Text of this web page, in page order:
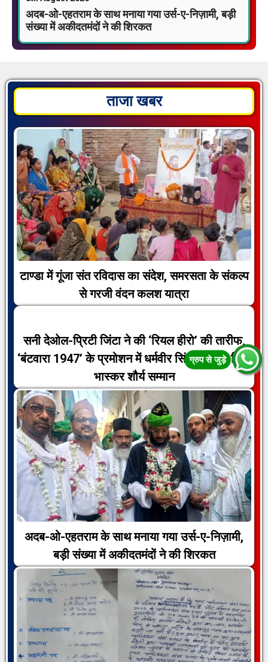
अदब-ओ-एहतराम के साथ मनाया गया उर्स-ए-निज़ामी, बड़ी
संख्या में अकीदतमंदों ने की शिरकत
ताजा खबर
टाण्डा में गूंजा संत रविदास का संदेश, समरसता के संकल्प
से गरजी वंदन कलश यात्रा
सनी देओल-प्रिटी जिंटा ने की ‘रियल हीरो’ की तारीफ,
‘बंटवारा 1947’ के प्रमोशन में धर्मवीर सिंह बग्गा को मिला
भास्कर शौर्य सम्मान
अदब-ओ-एहतराम के साथ मनाया गया उर्स-ए-निज़ामी,
बड़ी संख्या में अकीदतमंदों ने की शिरकत